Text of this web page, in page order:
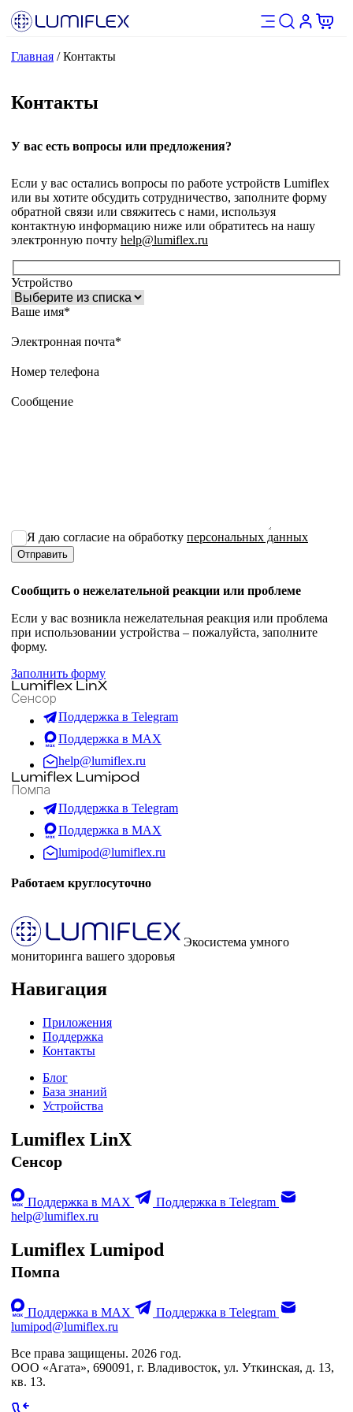
Главная /Контакты
Контакты
У вас есть вопросы или предложения?
Если у вас остались вопросы по работе устройств Lumiflex
или вы хотите обсудить сотрудничество, заполните форму
обратной связи или свяжитесь с нами, используя
контактную информацию ниже или обратитесь на нашу
электронную почту help@lumiflex.ru
Устройство
Ваше имя*
Электронная почта*
Номер телефона
Сообщение
Я даю согласие на обработку персональных данных
Сообщить о нежелательной реакции или проблеме
Если у вас возникла нежелательная реакция или проблема
при использовании устройства – пожалуйста, заполните
форму.
Заполнить форму
Lumiflex LinX
Сенсор
Поддержка в Telegram
Поддержка в MAX
help@lumiflex.ru
Lumiflex Lumipod
Помпа
Поддержка в Telegram
Поддержка в MAX
lumipod@lumiflex.ru
Работаем круглосуточно
Экосистема умного
мониторинга вашего здоровья
Навигация
Приложения
Поддержка
Контакты
Блог
База знаний
Устройства
Lumiflex LinX
Сенсор
Поддержка в MAX
Поддержка в Telegram
help@lumiflex.ru
Lumiflex Lumipod
Помпа
Поддержка в MAX
Поддержка в Telegram
lumipod@lumiflex.ru
Все права защищены. 2026 год.
ООО «Агата», 690091, г. Владивосток, ул. Уткинская, д. 13,
кв. 13.